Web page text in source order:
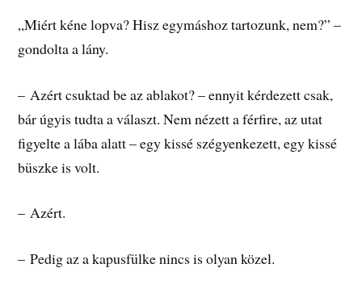
„Miért kéne lopva? Hisz egymáshoz tartozunk, nem?” –
gondolta a lány.
– Azért csuktad be az ablakot? – ennyit kérdezett csak,
bár úgyis tudta a választ. Nem nézett a férfire, az utat
figyelte a lába alatt – egy kissé szégyenkezett, egy kissé
büszke is volt.
– Azért.
– Pedig az a kapusfülke nincs is olyan közel.